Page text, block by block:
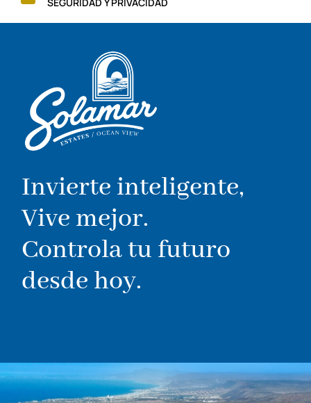
SEGURIDAD Y PRIVACIDAD
Invierte inteligente,
Vive mejor.
Controla tu futuro
desde hoy.